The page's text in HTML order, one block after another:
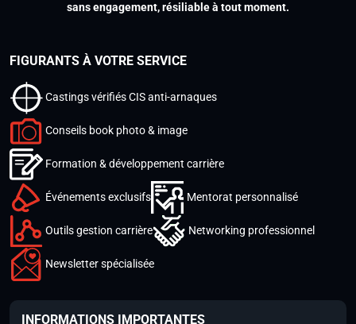
sans engagement, résiliable à tout moment.
FIGURANTS À VOTRE SERVICE
Castings vérifiés CIS anti-arnaques
Conseils book photo & image
Formation & développement carrière
Événements exclusifs Mentorat personnalisé
Outils gestion carrière Networking professionnel
Newsletter spécialisée
INFORMATIONS IMPORTANTES